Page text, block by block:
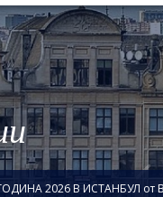
2026 В ИСТАНБУЛ от